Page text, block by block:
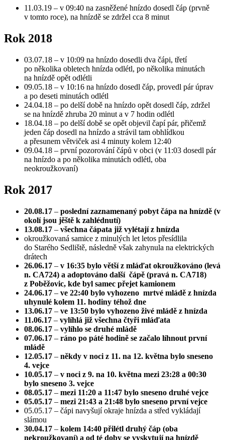
11.03.19 – v 09:40 na zasněžené hnízdo dosedl čáp (prvně
v tomto roce), na hnízdě se zdržel cca 8 minut
Rok 2018
03.07.18 – v 10:09 na hnízdo dosedli dva čápi, třetí
po několika obletech hnízda odlétl, po několika minutách
na hnízdě opět odlétli
09.05.18 – v 10:16 na hnízdo dosedl čáp, provedl pár úprav
a po deseti minutách odlétl
24.04.18 – po delší době na hnízdo opět dosedl čáp, zdržel
se na hnízdě zhruba 20 minut a v 7 hodin odlétl
18.04.18 – po delší době se opět objevil čapí pár, přičemž
jeden čáp dosedl na hnízdo a strávil tam obhlídkou
a přesunem větviček asi 4 minuty kolem 12:40
09.04.18 – první pozorování čápů v obci (v 11:03 dosedl pár
na hnízdo a po několika minutách odlétl, oba
neokroužkovaní)
Rok 2017
20.08.17 – poslední zaznamenaný pobyt čápa na hnízdě (v
okolí jsou jěště k zahlédnutí)
13.08.17 – všechna čápata již vylétají z hnízda
okroužkovaná samice z minulých let letos přesídlila
do Starého Sedliště, následně však zahynula na elektrických
drátech
26.06.17 – v 16:35 bylo větší z mláďat okroužkováno (levá
n. CA724) a adoptováno další čápě (pravá n. CA718)
z Poběžovic, kde byl samec přejet kamionem
24.06.17 – ve 22:40 bylo vyhozeno mrtvé mládě z hnízda
uhynulé kolem 11. hodiny téhož dne
13.06.17 – ve 13:50 bylo vyhozeno živé mládě z hnízda
11.06.17 – vylíhlá již všechna čtyři mláďata
08.06.17 – vylíhlo se druhé mládě
07.06.17 – ráno po páté hodině se začalo líhnout první
mládě
12.05.17 – někdy v noci z 11. na 12. května bylo sneseno
4. vejce
10.05.17 – v noci z 9. na 10. května mezi 23:28 a 00:30
bylo sneseno 3. vejce
08.05.17 – mezi 11:20 a 11:47 bylo sneseno druhé vejce
05.05.17 – mezi 21:43 a 21:48 bylo sneseno první vejce
05.05.17 – čápi navyšují okraje hnízda a střed vykládají
slámou
30.04.17 – kolem 14:40 přilétl druhý čáp (oba
nekroužkovaní) a od té doby se vyskytují na hnízdě